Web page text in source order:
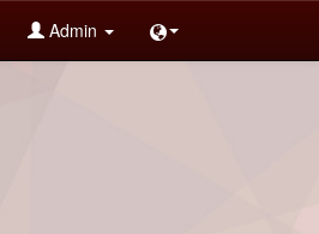
Admin